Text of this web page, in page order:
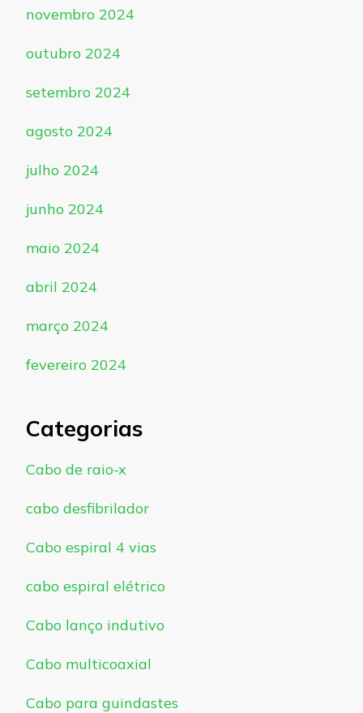
novembro 2024
outubro 2024
setembro 2024
agosto 2024
julho 2024
junho 2024
maio 2024
abril 2024
março 2024
fevereiro 2024
Categorias
Cabo de raio-x
cabo desfibrilador
Cabo espiral 4 vias
cabo espiral elétrico
Cabo lanço indutivo
Cabo multicoaxial
Cabo para guindastes